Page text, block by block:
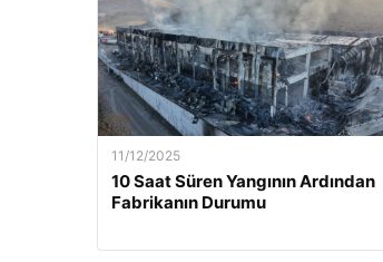
11/12/2025
10 Saat Süren Yangının Ardından
Fabrikanın Durumu